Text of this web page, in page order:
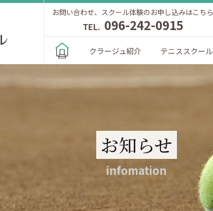
お問い合わせ、スクール体験のお申し込みはこちら
TEL. 096-242-0915
クラージュ紹介 テニススクール
お知らせ
infomation